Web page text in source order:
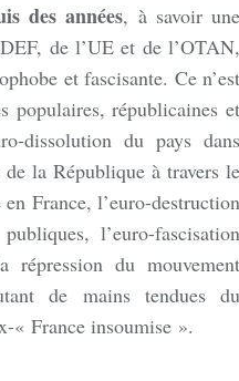
des années, à savoir une
de l’UE et de l’OTAN,
et fascisante. Ce n’est
populaires, républicaines et
dissolution du pays dans
la République à travers le
France, l’euro-destruction
l’euro-fascisation
répression du mouvement
de mains tendues du
« France insoumise ».